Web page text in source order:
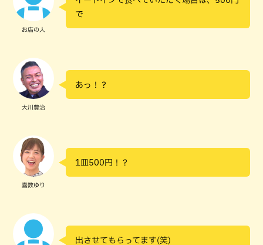
お店の人
で
大川豊治
あっ！？
嘉数ゆり
1皿500円！？
出させてもらってます(笑)